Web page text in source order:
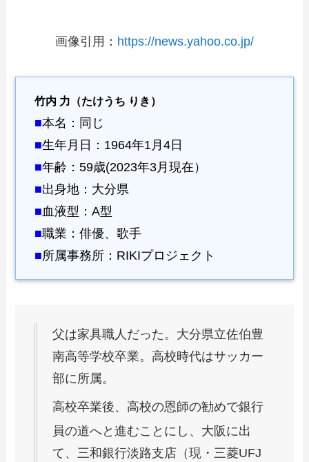
画像引用： https://news.yahoo.co.jp/
竹内 力（たけうち りき ）
■本名：同じ
■生年月日：1964年1月4日
■年齢：59歳(2023年3月現在）
■出身地：大分県
■血液型：A型
■職業：俳優、歌手
■所属事務所：RIKIプロジェクト
父は家具職人だった。大分県立佐伯豊
南高等学校卒業。高校時代はサッカー
部に所属。
高校卒業後、高校の恩師の勧めで銀行
員の道へと進むことにし、 大阪に出
て、三和銀行淡路支店（現・三菱UFJ